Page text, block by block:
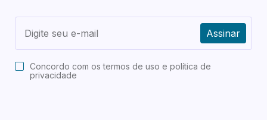
Assinar
Concordo com ostermos de uso e política de
privacidade